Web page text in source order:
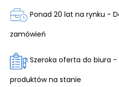
Ponad 20 lat na rynku -
zamówień
Szeroka oferta do biura -
produktów na stanie